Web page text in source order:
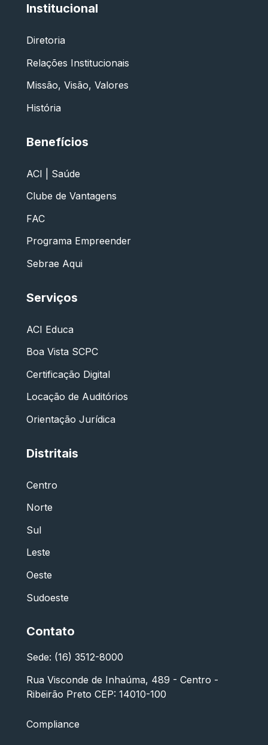
Institucional
Diretoria
Relações Institucionais
Missão, Visão, Valores
História
Benefícios
ACI | Saúde
Clube de Vantagens
FAC
Programa Empreender
Sebrae Aqui
Serviços
ACI Educa
Boa Vista SCPC
Certificação Digital
Locação de Auditórios
Orientação Jurídica
Distritais
Centro
Norte
Sul
Leste
Oeste
Sudoeste
Contato
Sede: (16) 3512-8000
Rua Visconde de Inhaúma, 489 - Centro -
Ribeirão Preto CEP: 14010-100
Compliance